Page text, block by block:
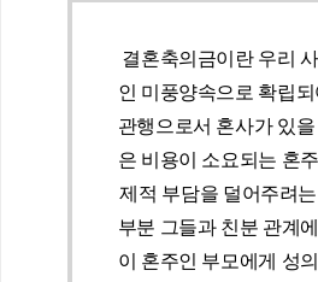
결혼축의금이란 우리
인 미풍양속으로 확립
관행으로서 혼사가 있
은 비용이 소요되는 혼
제적 부담을 덜어주려
부분 그들과 친분 관계
이 혼주인 부모에게 성